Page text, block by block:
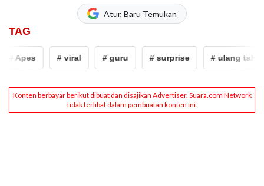
Atur, Baru Temukan
TAG
# Apes # viral # guru # surprise # ulang tahun